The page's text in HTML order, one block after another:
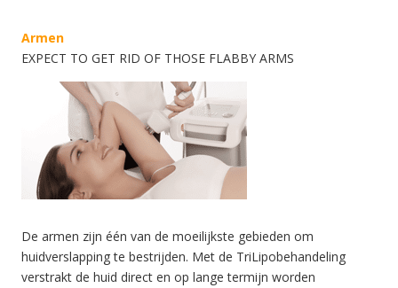
Armen
EXPECT TO GET RID OF THOSE FLABBY ARMS
De armen zijn één van de moeilijkste gebieden om
huidverslapping te bestrijden. Met de TriLipobehandeling
verstrakt de huid direct en op lange termijn worden